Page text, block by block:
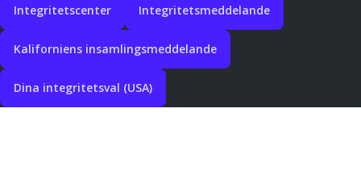
Integritetscenter Integritetsmeddelande
Kaliforniens insamlingsmeddelande
Dina integritetsval (USA)